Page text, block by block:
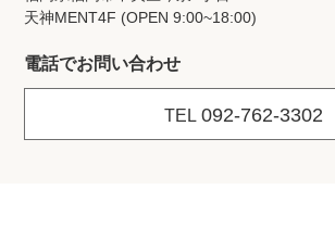
天神MENT4F (OPEN 9:00~18:00)
電話でお問い合わせ
TEL 092-762-3302